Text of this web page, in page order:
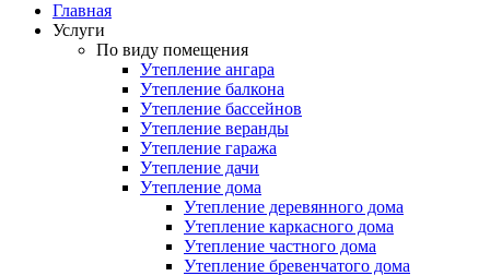
Главная
Услуги
По виду помещения
Утепление ангара
Утепление балкона
Утепление бассейнов
Утепление веранды
Утепление гаража
Утепление дачи
Утепление дома
Утепление деревянного дома
Утепление каркасного дома
Утепление частного дома
Утепление бревенчатого дома